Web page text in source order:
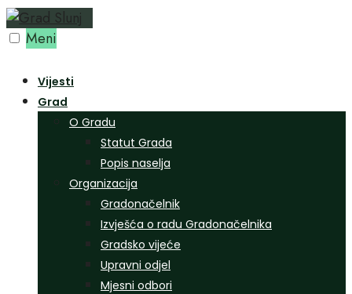
Preskoči
na Meni
Vijesti
Grad
O Gradu
Statut Grada
Popis naselja
Organizacija
Gradonačelnik
Izvješća o radu Gradonačelnika
Gradsko vijeće
Upravni odjel
Mjesni odbori